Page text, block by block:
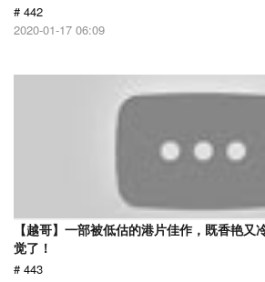
# 442
2020-01-17 06:09
【越哥】一部被低估的港片佳作，既香艳又
觉了！
# 443